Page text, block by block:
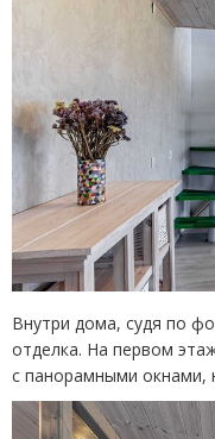
Внутри дома, судя по
отделка. На первом
с панорамными окнами,